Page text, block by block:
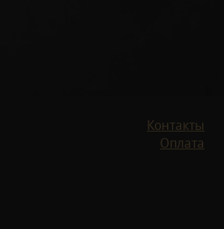
Контакты
Оплата